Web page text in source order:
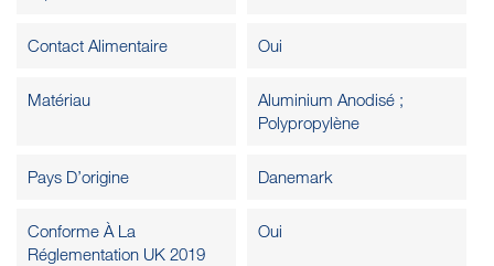
Contact Alimentaire Oui
Matériau
Aluminium Anodisé ;
Polypropylène
Pays D’origine Danemark
Conforme À La
Réglementation UK 2019
Oui